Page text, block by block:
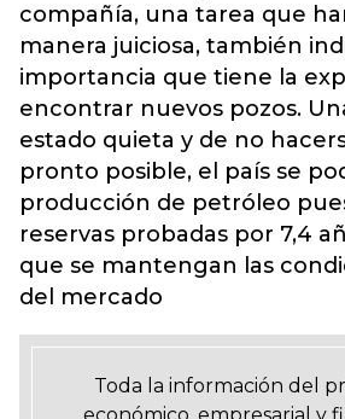
compañía, una tarea que
manera juiciosa, también
importancia que tiene la
encontrar nuevos pozos.
estado quieta y de no
pronto posible, el país se
producción de petróleo
reservas probadas por 7,4
que se mantengan las
del mercado
Toda la información del